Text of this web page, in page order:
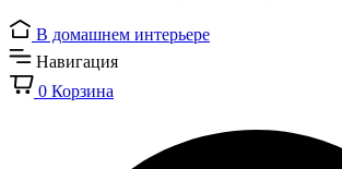
В домашнем интерьере
Навигация
0 Корзина